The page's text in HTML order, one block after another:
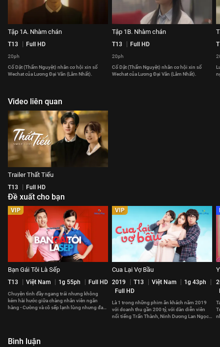
Tập 1A. Nhàm chán
T13 Full HD
20ph
Cố Dật (Thẩm Nguyệt) nhân cơ hội xin số
Wechat của Lương Đại Văn (Lâm Nhất).
Tập 1B. Nhàm chán
T13 Full HD
20ph
Cố Dật (Thẩm Nguyệt) nhân cơ hội xin số
Wechat của Lương Đại Văn (Lâm Nhất).
Video liên quan
Trailer Thất Tiếu
T13 Full HD
Đề xuất cho bạn
VIP
Bạn Gái Tôi Là Sếp
T13 Việt Nam 1g 55ph Full HD
Chuyện tình đầy ngang trái nhưng không
kém hài hước giữa chàng nhân viên ngân
hàng - Cường và cô sếp lạnh lùng nhưng đa
VIP
Cua Lại Vợ Bầu
2019 T13 Việt Nam
1g 43ph
Full HD
Là 1 trong những phim ăn khách năm 2019
với doanh thu gần 200 tỷ, với dàn diễn viên
nổi tiếng Trấn Thành, Ninh Dương Lan Ngọc
Bình luận